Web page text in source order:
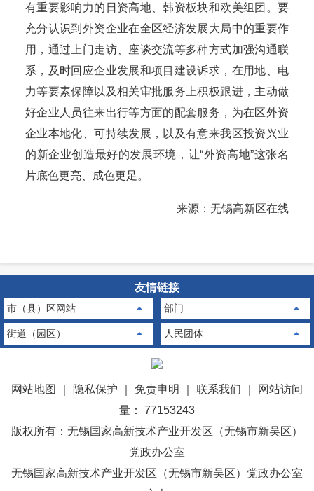
有重要影响力的日资高地、韩资板块和欧美组团。要
充分认识到外资企业在全区经济发展大局中的重要作
用，通过上门走访、座谈交流等多种方式加强沟通联
系，及时回应企业发展和项目建设诉求，在用地、电
力等要素保障以及相关审批服务上积极跟进，主动做
好企业人员往来出行等方面的配套服务，为在区外资
企业本地化、可持续发展，以及有意来我区投资兴业
的新企业创造最好的发展环境，让“外资高地”这张名
片底色更亮、成色更足。
来源：无锡高新区在线
友情链接
市（县）区网站 部门
街道（园区） 人民团体
网站地图 隐私保护 免责申明 联系我们
网站访问
量： 77153243
版权所有：无锡国家高新技术产业开发区（无锡市新吴区）
党政办公室
无锡国家高新技术产业开发区（无锡市新吴区）党政办公室